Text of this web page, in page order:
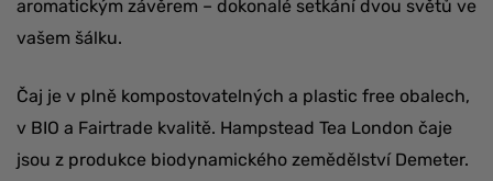
aromatickým závěrem – dokonalé setkání dvou světů ve
vašem šálku.
Čaj je v plně kompostovatelných a plastic free obalech,
v BIO a Fairtrade kvalitě. Hampstead Tea London čaje
jsou z produkce biodynamického zemědělství Demeter.